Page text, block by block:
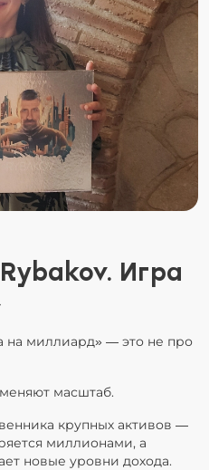
Игра
на миллиард» — это не про
масштаб.
крупных активов —
миллионами, а
новые уровни дохода.